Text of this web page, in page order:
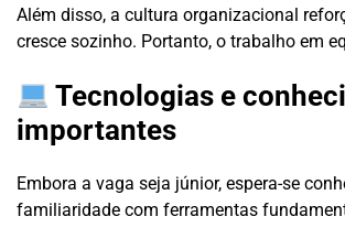
Além disso, a cultura organizacional
cresce sozinho. Portanto, o trabalho em
Tecnologias e
importantes
Embora a vaga seja júnior, espera-se
familiaridade com ferramentas